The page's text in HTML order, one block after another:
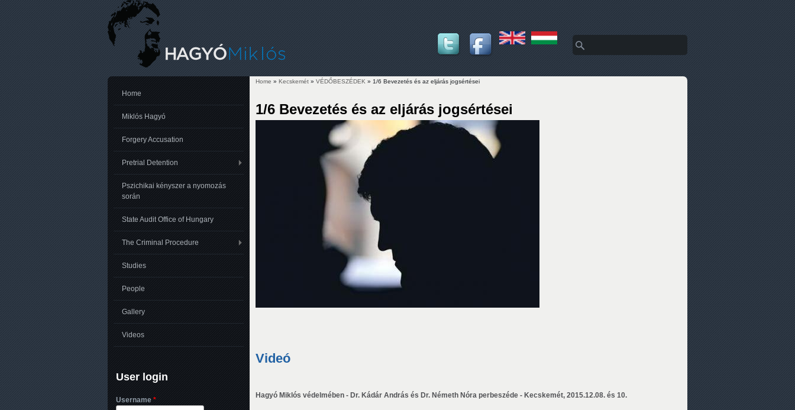
Search form
Search
Home » Kecskemét » VÉDŐBESZÉDEK » 1/6 Bevezetés és az eljárás jogsértései
1/6 Bevezetés és az eljárás jogsértései
Videó
Hagyó Miklós védelmében - Dr. Kádár András és Dr. Németh Nóra perbeszéde - Kecskemét, 2015.12.08. és 10.
Home
Miklós Hagyó
Forgery Accusation
Pretrial Detention
Pszichikai kényszer a nyomozás
során
State Audit Office of Hungary
The Criminal Procedure
Studies
People
Gallery
Videos
User login
Username *